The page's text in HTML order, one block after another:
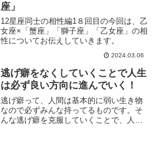
座」
12星座同士の相性編1８回目の今回は、乙
女座×「蟹座」「獅子座」「乙女座」の相
性についてお伝えしていきます。
2024.03.06
逃げ癖をなくしていくことで人生
は必ず良い方向に進んでいく！
逃げ癖って、人間は基本的に弱い生き物
なので必ずみんな持ってるものです。そ
んな逃げ癖を克服していくことで、人生